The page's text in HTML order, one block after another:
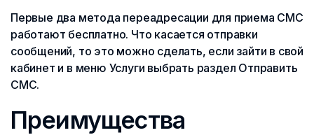
Первые два метода переадресации для приема СМС
работают бесплатно. Что касается отправки
сообщений, то это можно сделать, если зайти в свой
кабинет и в меню Услуги выбрать раздел Отправить
СМС.
Преимущества